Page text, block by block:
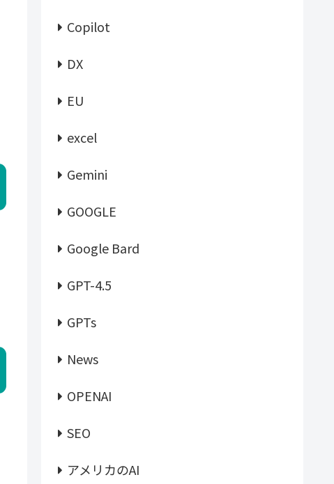
Copilot
DX
EU
excel
Gemini
GOOGLE
Google Bard
GPT-4.5
GPTs
News
OPENAI
SEO
アメリカのAI